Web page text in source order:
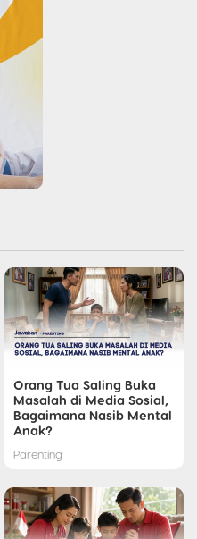
Orang Tua Saling Buka
Masalah di Media Sosial,
Bagaimana Nasib Mental
Anak?
Parenting